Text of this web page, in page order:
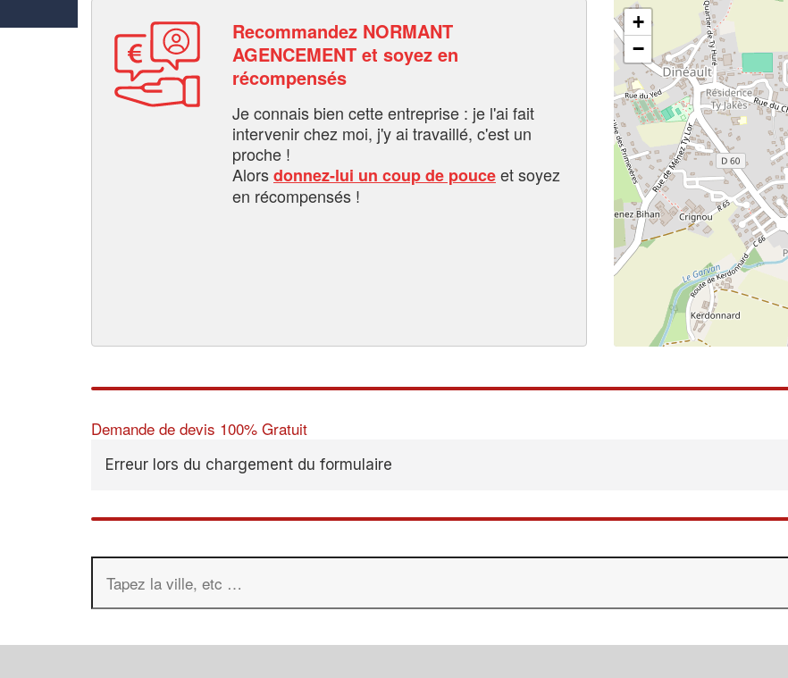
Recommandez NORMANT
AGENCEMENT et soyez en
récompensés
Je connais bien cette entreprise : je l'ai fait
intervenir chez moi, j'y ai travaillé, c'est un
proche !
Alorsdonnez-lui un coup de pouceet soyez
en récompensés !
+
−
Demande de devis 100% Gratuit
Erreur lors du chargement du formulaire